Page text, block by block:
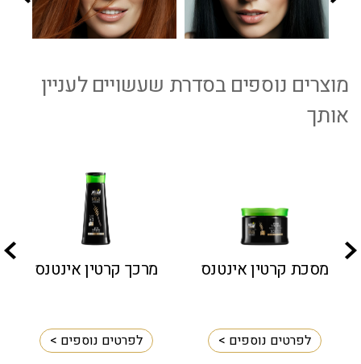
מוצרים נוספים בסדרת שעשויים לעניין
אותך
מסכת קרטין אינטנס
לפרטים נוספים >
מרכך קרטין אינטנס
לפרטים נוספים >